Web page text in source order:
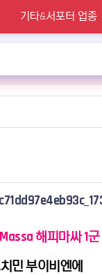
기타&서포터 업종
해피마싸 1군
민 부이비엔에